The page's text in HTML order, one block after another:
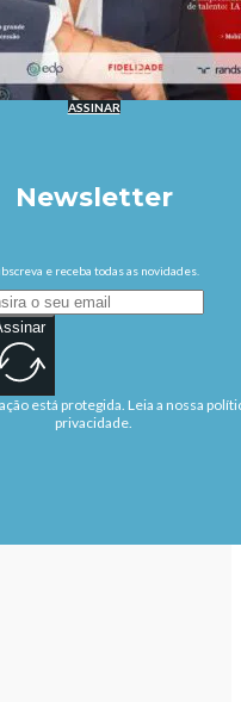
ASSINAR
Newsletter
e receba todas as novidades.
está protegida. Leia a nossa
privacidade.